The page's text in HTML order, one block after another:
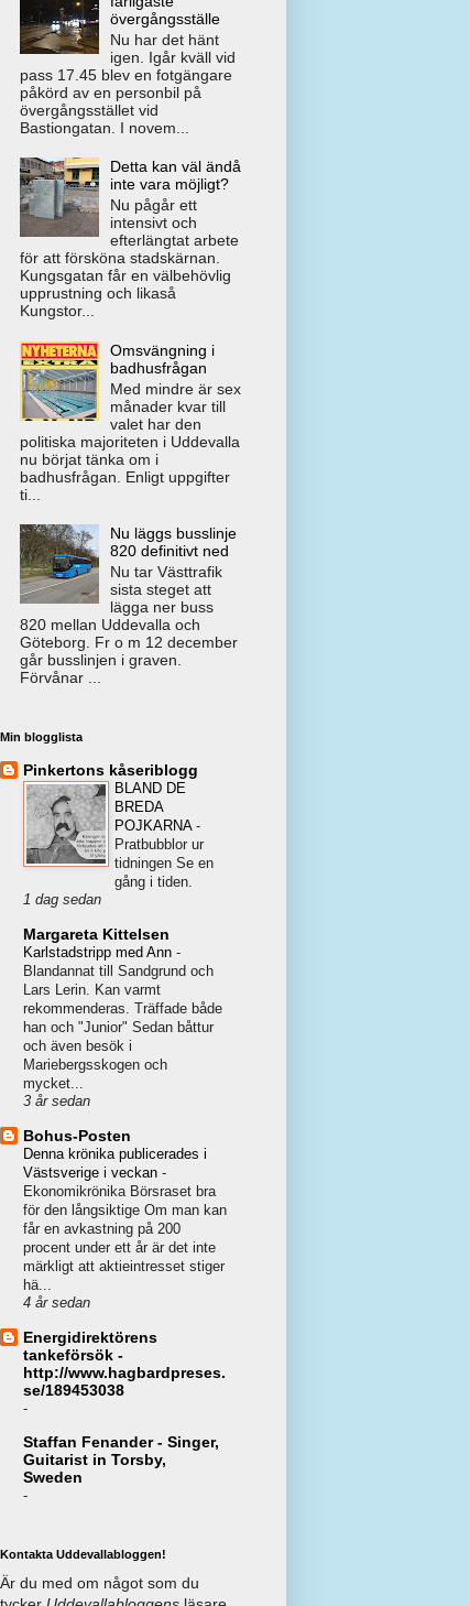
övergångsställe
Nu har det hänt
igen. Igår kväll vid
pass 17.45 blev en fotgängare
påkörd av en personbil på
övergångsstället vid
Bastiongatan. I novem...
Detta kan väl ändå
inte vara möjligt?
Nu pågår ett
intensivt och
efterlängtat arbete
för att försköna stadskärnan.
Kungsgatan får en välbehövlig
upprustning och likaså
Kungstor...
Omsvängning i
badhusfrågan
Med mindre är sex
månader kvar till
valet har den
politiska majoriteten i Uddevalla
nu börjat tänka om i
badhusfrågan. Enligt uppgifter
ti...
Nu läggs busslinje
820 definitivt ned
Nu tar Västtrafik
sista steget att
lägga ner buss
820 mellan Uddevalla och
Göteborg. Fr o m 12 december
går busslinjen i graven.
Förvånar ...
Min blogglista
Pinkertons kåseriblogg
BLAND DE
BREDA
POJKARNA -
Pratbubblor ur
tidningen Se en
gång i tiden.
1 dag sedan
Margareta Kittelsen
Karlstadstripp med Ann -
Blandannat till Sandgrund och
Lars Lerin. Kan varmt
rekommenderas. Träffade både
han och "Junior" Sedan båttur
och även besök i
Mariebergsskogen och
mycket...
3 år sedan
Bohus-Posten
Denna krönika publicerades i
Västsverige i veckan -
Ekonomikrönika Börsraset bra
för den långsiktige Om man kan
får en avkastning på 200
procent under ett år är det inte
märkligt att aktieintresset stiger
hä...
4 år sedan
Energidirektörens
tankeförsök -
http://www.hagbardpreses.
se/189453038
-
Staffan Fenander - Singer,
Guitarist in Torsby,
Sweden
-
Kontakta Uddevallabloggen!
Är du med om något som du